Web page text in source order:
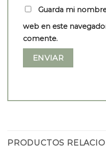
Guarda mi
web en este
comente.
PRODUCTOS